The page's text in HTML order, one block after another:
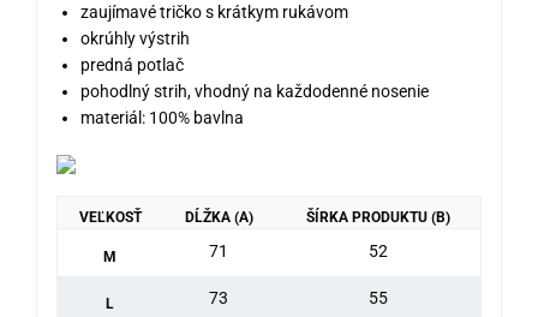
zaujímavé tričko s krátkym rukávom
okrúhly výstrih
predná potlač
pohodlný strih, vhodný na každodenné nosenie
materiál: 100% bavlna
VEĽKOSŤ DĹŽKA (A) ŠÍRKA PRODUKTU (B)
M 71 52
L 73 55